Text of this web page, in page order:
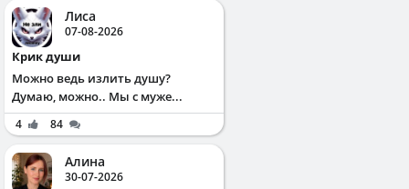
Лиса
07-08-2026
Крик души
Можно ведь излить душу?
Думаю, можно.. Мы с муже...
4 84
Алина
30-07-2026